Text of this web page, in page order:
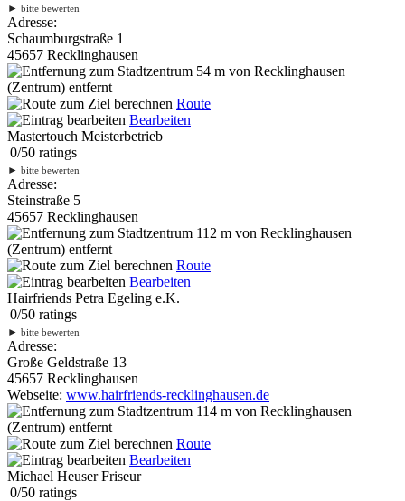
► bitte bewerten
Adresse:
Schaumburgstraße 1
45657 Recklinghausen
54 m von Recklinghausen
(Zentrum) entfernt
Route
Bearbeiten
Mastertouch Meisterbetrieb
0/50 ratings
► bitte bewerten
Adresse:
Steinstraße 5
45657 Recklinghausen
112 m von Recklinghausen
(Zentrum) entfernt
Route
Bearbeiten
Hairfriends Petra Egeling e.K.
0/50 ratings
► bitte bewerten
Adresse:
Große Geldstraße 13
45657 Recklinghausen
Webseite: www.hairfriends-recklinghausen.de
114 m von Recklinghausen
(Zentrum) entfernt
Route
Bearbeiten
Michael Heuser Friseur
0/50 ratings